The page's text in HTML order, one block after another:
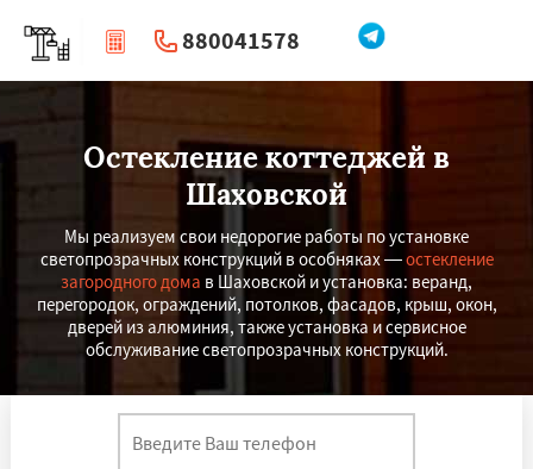
880041578
| Перезвоните мне
Остекление коттеджей в
Шаховской
Мы реализуем свои недорогие работы по установке
светопрозрачных конструкций в особняках —остекление
загородного дома в Шаховской и установка: веранд,
перегородок, ограждений, потолков, фасадов, крыш, окон,
дверей из алюминия, также установка и сервисное
обслуживание светопрозрачных конструкций.